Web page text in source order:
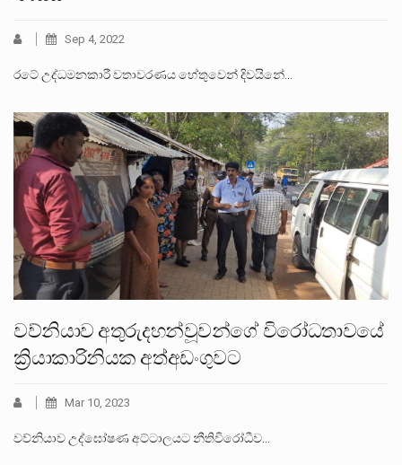
Sep 4, 2022
රටේ උද්ධමනකාරී වතාවරණය හේතුවෙන් දිවයිනේ…
වව්නියාව අතුරුදහන්වූවන්ගේ විරෝධතාවයේ
ක්‍රියාකාරිනියක අත්අඩංගුවට
Mar 10, 2023
වව්නියාව උද්ඝෝෂණ අට්ටාලයට නීතිවිරෝධීව…